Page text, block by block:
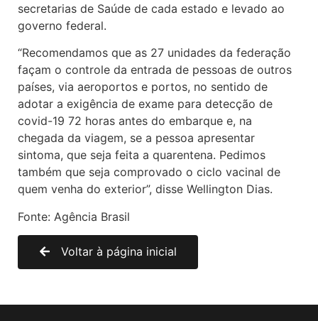
secretarias de Saúde de cada estado e levado ao
governo federal.
“Recomendamos que as 27 unidades da federação
façam o controle da entrada de pessoas de outros
países, via aeroportos e portos, no sentido de
adotar a exigência de exame para detecção de
covid-19 72 horas antes do embarque e, na
chegada da viagem, se a pessoa apresentar
sintoma, que seja feita a quarentena. Pedimos
também que seja comprovado o ciclo vacinal de
quem venha do exterior”, disse Wellington Dias.
Fonte: Agência Brasil
Voltar à página inicial